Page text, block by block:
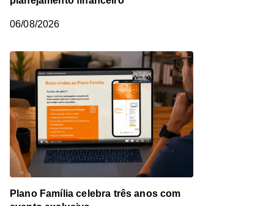
06/08/2026
Plano Família celebra três anos com